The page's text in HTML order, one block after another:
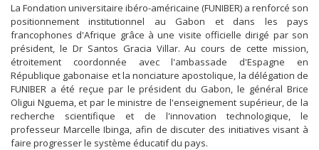
La Fondation universitaire ibéro-américaine (FUNIBER) a renforcé son
positionnement institutionnel au Gabon et dans les pays
francophones d'Afrique grâce à une visite officielle dirigé par son
président, le Dr Santos Gracia Villar. Au cours de cette mission,
étroitement coordonnée avec l'ambassade d'Espagne en
République gabonaise et la nonciature apostolique, la délégation de
FUNIBER a été reçue par le président du Gabon, le général Brice
Oligui Nguema, et par le ministre de l'enseignement supérieur, de la
recherche scientifique et de l'innovation technologique, le
professeur Marcelle Ibinga, afin de discuter des initiatives visant à
faire progresser le système éducatif du pays.